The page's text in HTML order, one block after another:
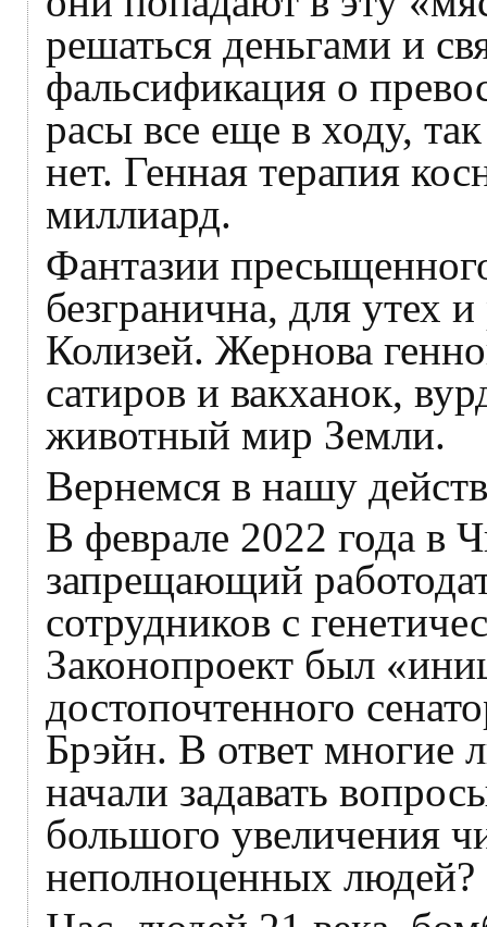
решаться деньгами и
фальсификация о
расы все еще в ходу,
нет. Генная терапия
миллиард.
Фантазии
безгранична, для утех
Колизей. Жернова
сатиров и вакханок,
животный мир Земли.
Вернемся в нашу
В феврале 2022 года в
запрещающий
сотрудников с
Законопроект был
достопочтенного
Брэйн. В ответ многие
начали задавать
большого увеличения
неполноценных